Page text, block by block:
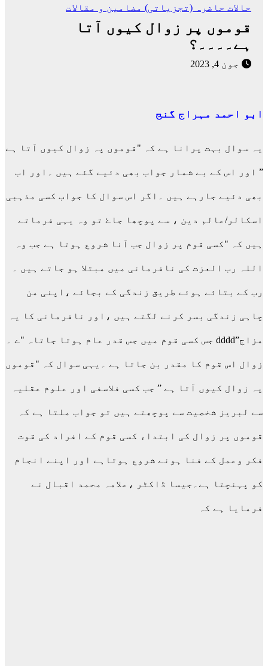
حالات حاضرہ (تجزیاتی) مضامین و مقالات
قوموں پر زوال کیوں آتا
ہے۔۔۔۔؟
جون 4, 2023
ابو احمد مہراج گنج
یہ سوال بہت پرانا ہے کہ "قوموں پہ زوال کیوں آتا ہے
” اور اس کے بے شمار جواب بھی دئیے گئے ہیں ۔اور اب
بھی دئیے جارہے ہیں ۔اگر اس سوال کا جواب کسی مذہبی
اسکالر/عالم دین ، سے پوچھا جاۓ تو وہ یہی فرماتے
ہیں کہ "کسی قوم پر زوال جب آنا شروع ہوتا ہے جب وہ
اللہ رب العزت کی نافرمانی میں مبتلا ہو جاتے ہیں ۔
رب کے بتائے ہوئے طریق زندگی کے بجائے ،اپنی من
چاہی زندگی بسر کرنے لگتے ہیں ،اور نافرمانی کا یہ
مزاج”dddd جس کسی قوم میں جس قدر عام ہوتا جاتاہ "ے ۔
زوال اس قوم کا مقدر بن جاتا ہے ۔یہی سوال کہ "قوموں
پہ زوال کیوں آتا ہے ” جب کسی فلاسفی اور علوم عقلیہ
سے لبریز شخصیت سے پوچھتے ہیں تو جواب ملتا ہے کہ
قوموں پر زوال کی ابتداء کسی قوم کے افراد کی قوت
فکر وعمل کے فنا ہونے شروع ہوتاہے اور اپنے انجام
کو پہنچتا ہے۔جیسا ڈاکٹر ،علامہ محمد اقبال نے
فرمایا ہے کہ